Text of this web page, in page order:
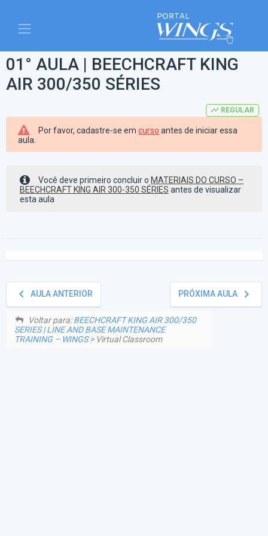
01° AULA | BEECHCRAFT KING
AIR 300/350 SÉRIES
timeline REGULAR
Por favor, cadastre-se emcurso antes de iniciar essa
aula.
Você deve primeiro concluir o MATERIAIS DO CURSO –
BEECHCRAFT KING AIR 300-350 SÉRIES antes de visualizar
esta aula
keyboard_arrow_left AULA ANTERIOR PRÓXIMA AULA keyboard_arrow_right
Voltar para:BEECHCRAFT KING AIR 300/350
SERIES | LINE AND BASE MAINTENANCE
TRAINING – WINGS> Virtual Classroom